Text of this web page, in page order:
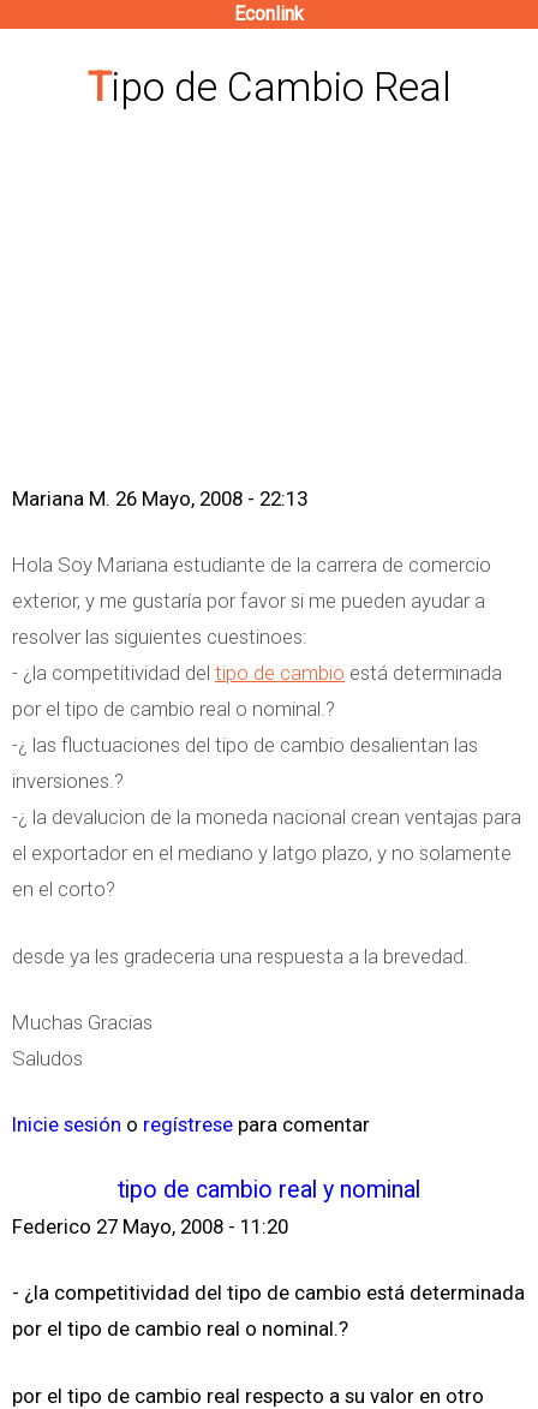
contenido
Econlink
Tipo de Cambio Real
Mariana M. 26 Mayo, 2008 - 22:13
Hola Soy Mariana estudiante de la carrera de comercio
exterior, y me gustaría por favor si me pueden ayudar a
resolver las siguientes cuestinoes:
- ¿la competitividad del tipo de cambio está determinada
por el tipo de cambio real o nominal.?
-¿ las fluctuaciones del tipo de cambio desalientan las
inversiones.?
-¿ la devalucion de la moneda nacional crean ventajas para
el exportador en el mediano y latgo plazo, y no solamente
en el corto?
desde ya les gradeceria una respuesta a la brevedad.
Muchas Gracias
Saludos
Inicie sesión o regístrese para comentar
tipo de cambio real y nominal
Federico 27 Mayo, 2008 - 11:20
- ¿la competitividad del tipo de cambio está determinada
por el tipo de cambio real o nominal.?
por el tipo de cambio real respecto a su valor en otro